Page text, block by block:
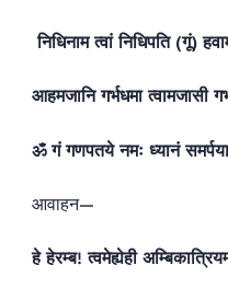
निधिनाम त्वां निधिपति (गूं)
आहमजानि गर्भधमा त्वामजासी
ॐ गं गणपतये नमः ध्यानं
आवाहन—
हे हेरम्ब! त्वमेह्येही